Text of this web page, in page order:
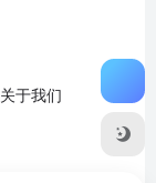
关于我们